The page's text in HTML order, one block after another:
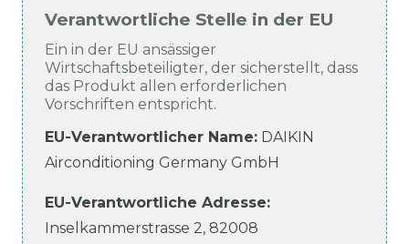
Verantwortliche Stelle in der EU
Ein in der EU ansässiger
Wirtschaftsbeteiligter, der sicherstellt, dass
das Produkt allen erforderlichen
Vorschriften entspricht.
EU-Verantwortlicher Name: DAIKIN
Airconditioning Germany GmbH
EU-Verantwortliche Adresse:
Inselkammerstrasse 2, 82008